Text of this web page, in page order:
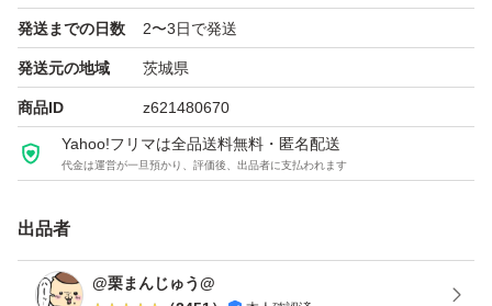
販売単位：1 セット
発送までの日数 2〜3日で発送
発送元の地域 茨城県
商品ID z621480670
Yahoo!フリマは全品送料無料・匿名配送
代金は運営が一旦預かり、評価後、出品者に支払われます
出品者
@栗まんじゅう@